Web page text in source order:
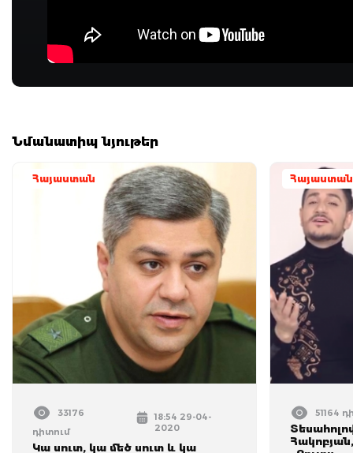
Նմանատիպ նյութեր
Հայաստան
33176
դիտում
18:54 29-04-
2020
Կա սուտ, կա մեծ սուտ և կա
Հայաստան
51164